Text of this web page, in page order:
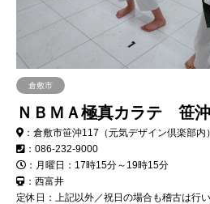
倉敷市
ＮＢＭＡ極真カラテ 笹
：倉敷市笹沖117（元気デザイン倶楽部内）
：086-232-9000
：月曜日：17時15分～19時15分
：西富井
定休日：上記以外／祝日の場合も稽古は行